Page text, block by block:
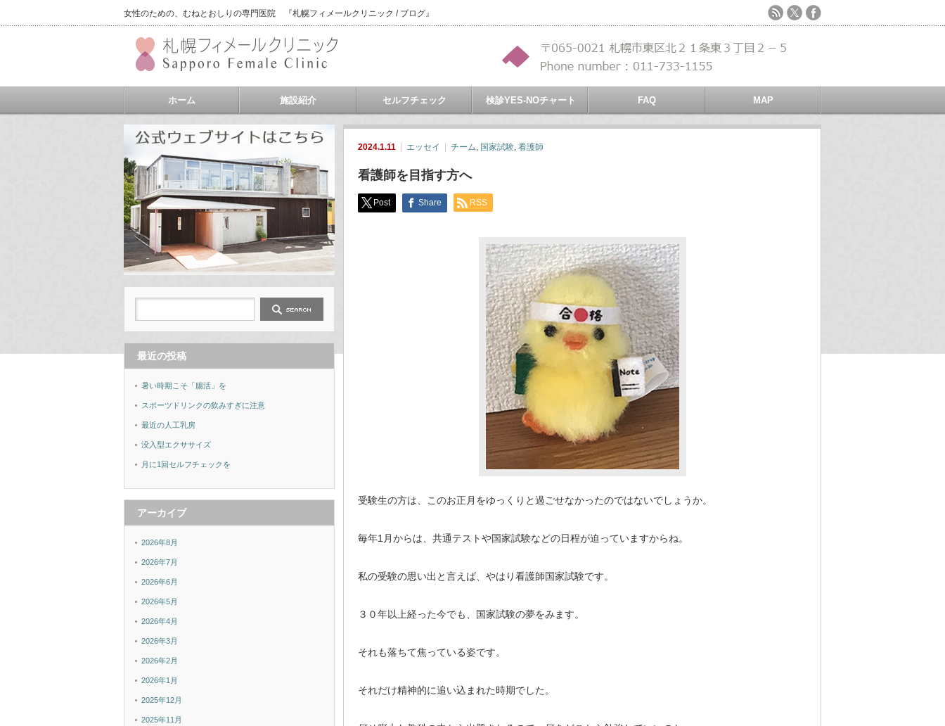
女性のための、むねとおしりの専門医院 『札幌フィメールクリニック / ブログ』
ホーム 施設紹介 セルフチェック 検診YES-NOチャート FAQ MAP
2024.1.11 エッセイ チーム, 国家試験, 看護師
看護師を目指す方へ
Post Share RSS
受験生の方は、このお正月をゆっくりと過ごせなかったのではないでしょうか。
毎年1月からは、共通テストや国家試験などの日程が迫っていますからね。
私の受験の思い出と言えば、やはり看護師国家試験です。
３０年以上経った今でも、国家試験の夢をみます。
それも落ちて焦っている姿です。
それだけ精神的に追い込まれた時期でした。
最近の投稿
暑い時期こそ「腸活」を
スポーツドリンクの飲みすぎに注意
最近の人工乳房
没入型エクササイズ
月に1回セルフチェックを
アーカイブ
2026年8月
2026年7月
2026年6月
2026年5月
2026年4月
2026年3月
2026年2月
2026年1月
2025年12月
2025年11月